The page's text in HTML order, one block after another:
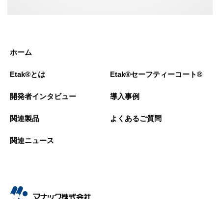
ホーム
Etak®とは
開発者インタビュー
関連製品
関連ニュース
Etak®セーフティーコート®
導入事例
よくあるご質問